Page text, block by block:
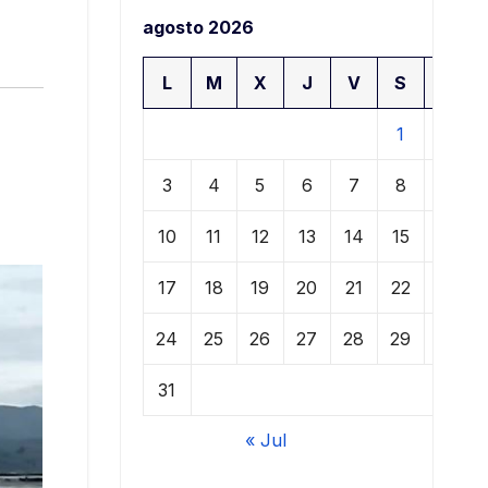
agosto 2026
L M X J V S
1
3 4 5 6 7 8
10 11 12 13 14 15
17 18 19 20 21 22
24 25 26 27 28 29
31
« Jul